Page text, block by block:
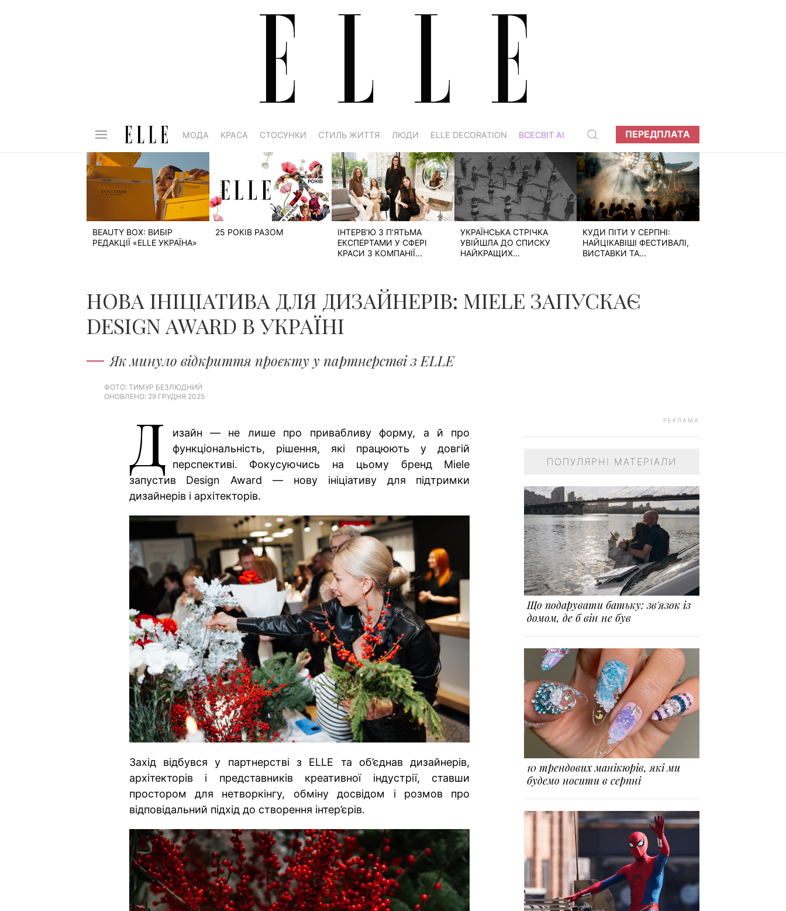
МОДА КРАСА СТОСУНКИ СТИЛЬ ЖИТТЯ ЛЮДИ ELLE DECORATION ВСЕСВІТ АІ ПЕРЕДПЛАТА
BEAUTY BOX: ВИБІР
РЕДАКЦІЇ «ELLE УКРАЇНА»
25 РОКІВ РАЗОМ
ІНТЕРВ’Ю З П’ЯТЬМА
ЕКСПЕРТАМИ У СФЕРІ
КРАСИ З КОМПАНІЇ...
УКРАЇНСЬКА СТРІЧКА
УВІЙШЛА ДО СПИСКУ
НАЙКРАЩИХ...
КУДИ ПІТИ У СЕРПНІ:
НАЙЦІКАВІШІ ФЕСТИВАЛІ,
ВИСТАВКИ ТА...
НОВА ІНІЦІАТИВА ДЛЯ ДИЗАЙНЕРІВ: MIELE ЗАПУСКАЄ
DESIGN AWARD В УКРАЇНІ
Як минуло відкриття проєкту у партнерстві з ELLE
ФОТО: ТИМУР БЕЗЛЮДНИЙ
ОНОВЛЕНО: 29 ГРУДНЯ 2025
Д
изайн — не лише про привабливу форму, а й про
функціональність, рішення, які працюють у довгій
перспективі. Фокусуючись на цьому бренд Miele
запустив Design Award — нову ініціативу для підтримки
дизайнерів і архітекторів.
Захід відбувся у партнерстві з ELLE та об’єднав дизайнерів,
архітекторів і представників креативної індустрії, ставши
простором для нетворкінгу, обміну досвідом і розмов про
відповідальний підхід до створення інтер’єрів.
РЕКЛАМА
ПОПУЛЯРНІ МАТЕРІАЛИ
Що подарувати батьку: зв'язок із
домом, де б він не був
10 трендових манікюрів, які ми
будемо носити в серпні